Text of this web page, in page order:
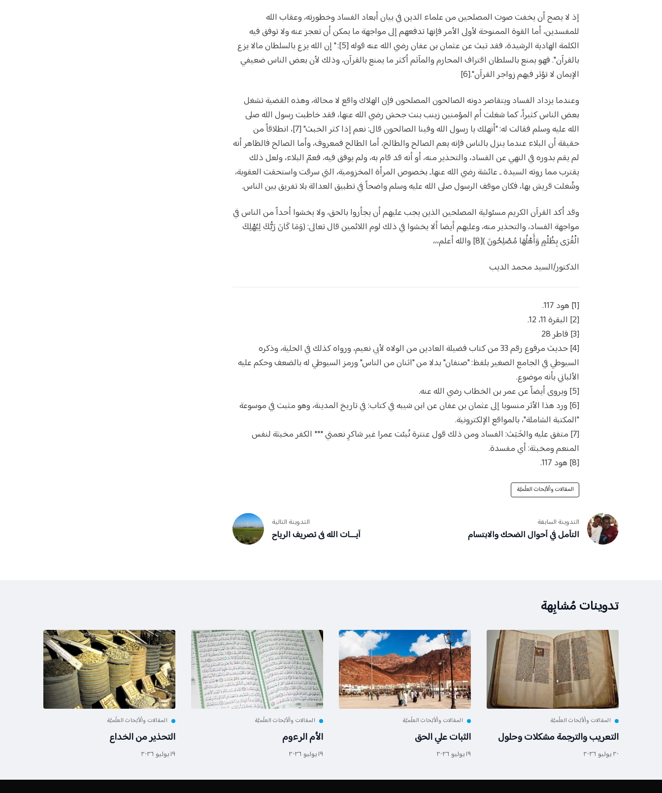
إذ لا يصح أن يخفت صوت المصلحين من علماء الدين في بيان أبعاد الفساد وخطورته، وعقاب الله
للمفسدين، أما القوة الممنوحة لأولى الأمر فإنها تدفعهم إلى مواجهة ما يمكن أن تعجز عنه ولا توفق فيه
الكلمة الهادية الرشيدة، فقد تبث عن عثمان بن عفان رضي الله عنه قوله [5]: " إن الله يزع بالسلطان مالا يزع
بالقرآن". فهو يمنع بالسلطان اقتراف المحارم والمآثم أكثر ما يمنع بالقرآن، وذلك لأن بعض الناس ضعيفي
الإيمان لا تؤثر فيهم زواجر القرآن".[6]
وعندما يزداد الفساد ويتقاصر دونه الصالحون المصلحون فإن الهلاك واقع لا محالة، وهذه القضية تشغل
بعض الناس كثيراً، كما شغلت أم المؤمنين زينب بنت جحش رضي الله عنها، فقد خاطبت رسول الله صلى
الله عليه وسلم فقالت له: "أنهلك يا رسول الله وفينا الصالحون قال: نعم إذا كثر الخبث" [7]، انطلاقاً من
حقيقة أن البلاء عندما ينزل بالناس فإنه يعم الصالح والطالح، أما الطالح فمعروف، وأما الصالح فالظاهر أنه
لم يقم بدوره في النهي عن الفساد، والتحذير منه، أو أنه قد قام به، ولم يوفق فيه، فعمّ البلاء، ولعل ذلك
يقترب مما روته السيدة ـ عائشة رضي الله عنهاـ بخصوص المرأة المخزومية، التي سرقت واستحقت العقوبة،
وشُغلت قريش بها، فكان موقف الرسول صلى الله عليه وسلم واضحاً في تطبيق العدالة بلا تفريق بين الناس.
وقد أكد القرآن الكريم مسئولية المصلحين الذين يجب عليهم أن يجأروا بالحق، ولا يخشوا أحداً من الناس في
مواجهة الفساد، والتحذير منه، وعليهم أيضا ألا يخشوا في ذلك لوم اللائمين قال تعالى: (وَمَا كَانَ رَبُّكَ لِيُهْلِكَ
الْقُرَى بِظُلْمٍ وَأَهْلُهَا مُصْلِحُونَ )[8] والله أعلم،،،
الدكتور/السيد محمد الديب
[1] هود 117.
[2] البقرة 11، 12.
[3] فاطر 28
[4] حديث مرفوع رقم 33 من كتاب فضيلة العادين من الولاه لأبي نعيم، ورواه كذلك في الحلية، وذكره
السيوطي في الجامع الصغير بلفظ: "صنفان" بدلا من "اثنان من الناس" ورمز السيوطي له بالضعف وحكم عليه
الألباني بأنه موضوع.
[5] ويروى أيضاً عن عمر بن الخطاب رضي الله عنه.
[6] ورد هذا الأثر منسوبا إلى عثمان بن عفان عن ابن شيبه في كتاب: في تاريخ المدينة، وهو مثبت في موسوعة
"المكتبة الشاملة"، بالمواقع الإلكترونية.
[7] متفق عليه والخَبَث: الفساد ومن ذلك قول عنترة نُبئت عمرا غير شاكرِ نعمتي *** الكفر مخبثة لنفس
المنعم ومخبثة: أي مفسدة.
[8] هود 117.
المقالات والْأبْحاث العلْميَّة
التدوينة السابقة
التأمل في أحوال الضحك والابتسام
التدوينة التالية
آيـــات الله فى تصريف الرياح
تدوينات مُشابِهة
المقالات والْأبْحاث العلْميَّة
التعريب والترجمة مشكلات وحلول
٢٠ يوليو ٢٠٢٦
المقالات والْأبْحاث العلْميَّة
الثبات علي الحق
١٩ يوليو ٢٠٢٦
المقالات والْأبْحاث العلْميَّة
الأم الرءوم
١٩ يوليو ٢٠٢٦
المقالات والْأبْحاث العلْميَّة
التحذير من الخداع
١٩ يوليو ٢٠٢٦